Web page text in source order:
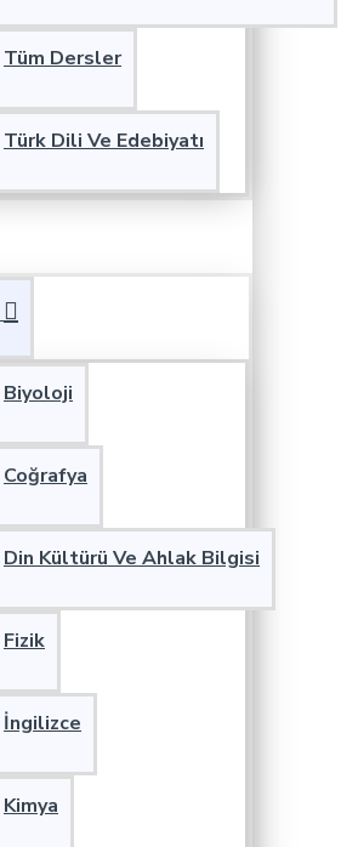
Tüm Dersler
Türk Dili Ve Edebiyatı
Biyoloji
Coğrafya
Din Kültürü Ve Ahlak Bilgisi
Fizik
İngilizce
Kimya